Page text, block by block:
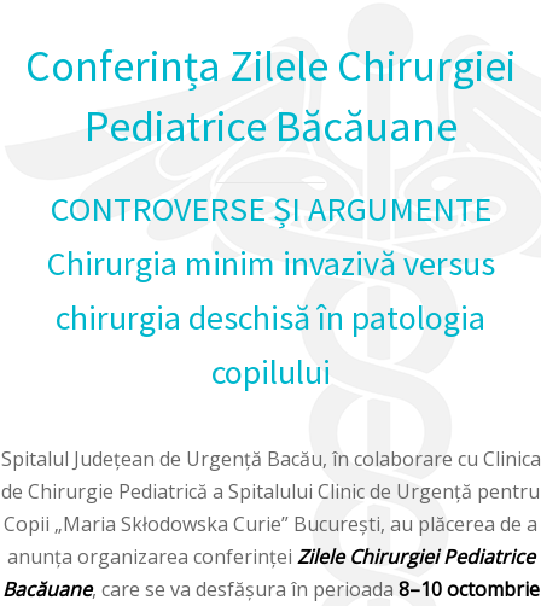
Conferința Zilele Chirurgiei
Pediatrice Băcăuane
CONTROVERSE ȘI ARGUMENTE
Chirurgia minim invazivă versus
chirurgia deschisă în patologia
copilului
Spitalul Județean de Urgență Bacău, în colaborare cu Clinica
de Chirurgie Pediatrică a Spitalului Clinic de Urgență pentru
Copii „Maria Skłodowska Curie” București, au plăcerea de a
anunța organizarea conferinței Zilele Chirurgiei Pediatrice
Bacăuane, care se va desfășura în perioada 8–10 octombrie